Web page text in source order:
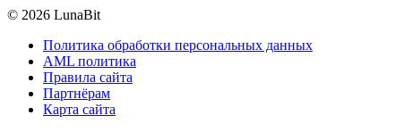
© 2026 LunaBit
Политика обработки персональных данных
AML политика
Правила сайта
Партнёрам
Карта сайта